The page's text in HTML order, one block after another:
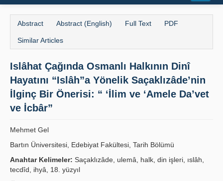
Journal Boards
Writing Rules
Principles
Publication Policies
Guidelines
Abstract Abstract (English) Full Text PDF
Similar Articles
Islâhat Çağında Osmanlı Halkının Dinî
Hayatını “Islâh”a Yönelik Saçaklızâde’nin
İlginç Bir Önerisi: “ ʻİlim ve ʻAmele Da’vet
ve İcbâr”
Mehmet Gel
Bartın Üniversitesi, Edebiyat Fakültesi, Tarih Bölümü
Anahtar Kelimeler: Saçaklızâde, ulemâ, halk, din işleri, ıslâh,
tecdîd, ihyâ, 18. yüzyıl